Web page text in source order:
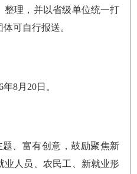
整理，并以省级单位统一打
可自行报送。
8月20日。
、富有创意，鼓励聚焦新
业人员、农民工、新就业形